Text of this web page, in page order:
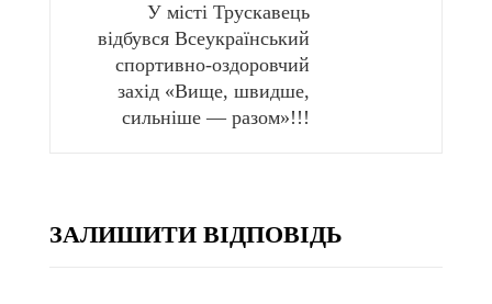
У місті Трускавець
відбувся Всеукраїнський
спортивно-оздоровчий
захід «Вище, швидше,
сильніше — разом»!!!
ЗАЛИШИТИ ВІДПОВІДЬ